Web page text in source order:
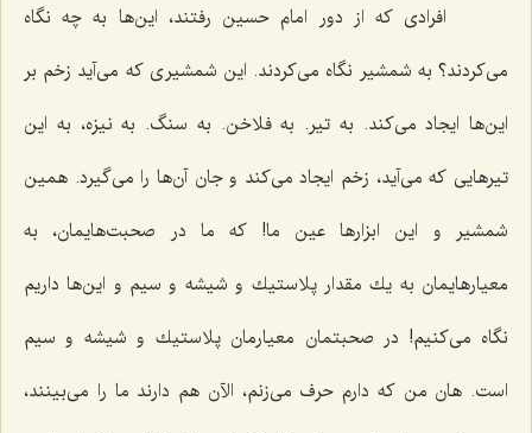
افرادی كه از دور امام حسین رفتند، این‌ها به چه نگاه
می‌كردند؟ به شمشیر نگاه می‌كردند. این شمشیری كه می‌آید زخم بر
این‌ها ایجاد می‌كند. به تیر. به فلاخن. به سنگ. به نیزه، به این
تیرهایی كه می‌آید، زخم ایجاد می‌كند و جان آن‌ها را می‌گیرد. همین
شمشیر و این ابزارها عین ما! كه ما در صحبت‌هایمان، به
معیارهایمان به یك مقدار پلاستیك و شیشه و سیم و این‌ها داریم
نگاه می‌كنیم! در صحبتمان معیارمان پلاستیك و شیشه و سیم
است. هان من كه دارم حرف می‌زنم، الآن هم دارند ما را می‌بینند،